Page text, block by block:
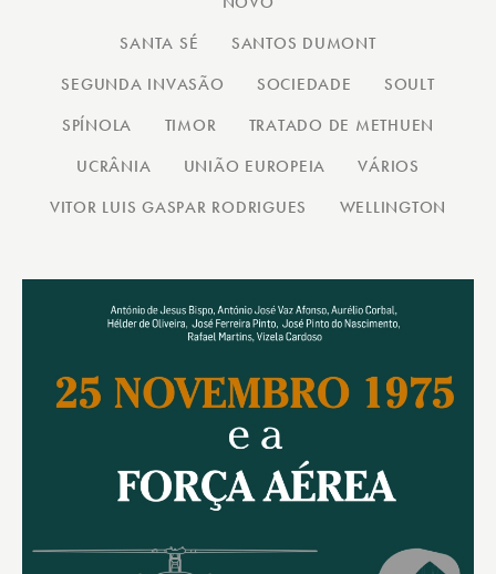
SANTA SÉ
SANTOS DUMONT
SEGUNDA INVASÃO
SOCIEDADE
SOULT
SPÍNOLA
TIMOR
TRATADO DE METHUEN
UCRÂNIA
UNIÃO EUROPEIA
VÁRIOS
VITOR LUIS GASPAR RODRIGUES
WELLINGTON